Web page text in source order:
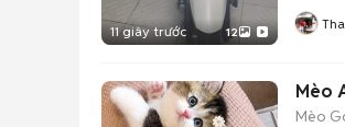
11 giây trước 12
Mèo
Mèo